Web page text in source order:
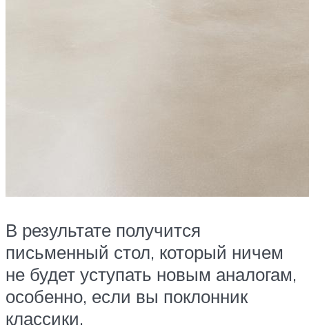
В результате получится
письменный стол, который ничем
не будет уступать новым аналогам,
особенно, если вы поклонник
классики.